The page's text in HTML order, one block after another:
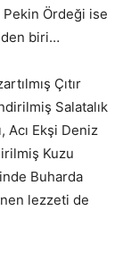
Pekin Ördeği ise
biri…
Çıtır
Salatalık
Acı Ekşi Deniz
Kuzu
Buharda
lezzeti de